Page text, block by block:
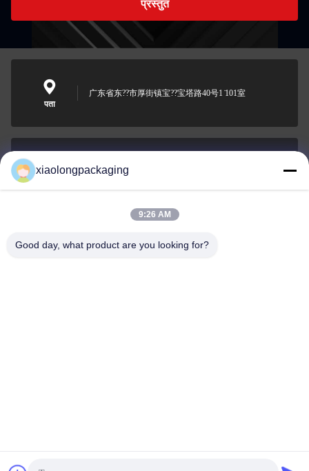
प्रस्तुत
पता
广东省东??市厚街镇宝??宝塔路40号1 ̇101室
Tina@xiaolongpackaging.com
0086-15322891631
xiaolongpackaging
9:26 AM
Good day, what product are you looking for?